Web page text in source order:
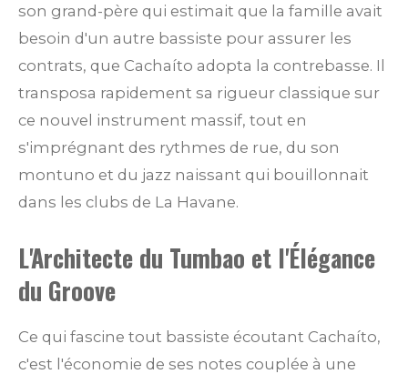
son grand-père qui estimait que la famille avait
besoin d'un autre bassiste pour assurer les
contrats, que Cachaíto adopta la contrebasse. Il
transposa rapidement sa rigueur classique sur
ce nouvel instrument massif, tout en
s'imprégnant des rythmes de rue, du son
montuno et du jazz naissant qui bouillonnait
dans les clubs de La Havane.
L'Architecte du Tumbao et l'Élégance
du Groove
Ce qui fascine tout bassiste écoutant Cachaíto,
c'est l'économie de ses notes couplée à une